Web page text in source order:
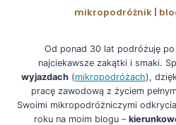
mikropodróżnik |
Od ponad 30 lat podróżuję
najciekawsze zakątki i smaki.
wyjazdach (mikropodróżach),
pracę zawodową z życiem
Swoimi mikropodróżniczymi
roku na moim blogu –